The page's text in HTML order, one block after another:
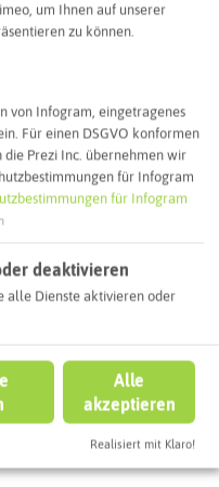
ein
um Ihnen auf unserer
zu können.
von Infogram, eingetragenes
Für einen DSGVO konformen
Prezi Inc. übernehmen wir
für Infogram
für Infogram
deaktivieren
alle Dienste aktivieren oder
Alle
akzeptieren
Realisiert mit Klaro!